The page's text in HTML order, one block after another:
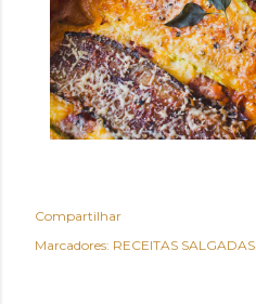
Compartilhar
Marcadores: RECEITAS SALGADAS